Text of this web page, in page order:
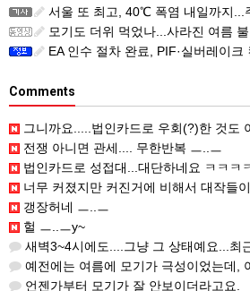
서울 또 최고, 40℃ 폭염 내일까지...
모기도 더위 먹었나...사라진 여름
EA 인수 절차 완료, PIF·실버레이크
Comments
그니까요.....법인카드로 우회(?)한 것도 아니
전쟁 아니면 관세.... 무한반복 ㅡ..ㅡ
법인카드로 성접대...대단하네요 ㅋㅋㅋ
너무 커졌지만 커진거에 비해서 대작들
갱장허네 ㅡ..ㅡ
헐 ㅡ..ㅡy~
새벽3~4시에도....그냥 그 상태예요...최
예전에는 여름에 모기가 극성이었는데, 여름에는 안나
언젠가부터 모기가 잘 안보이더라고요.